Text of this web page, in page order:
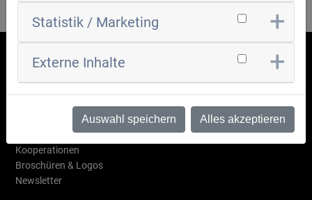
Kooperationen
Broschüren & Logos
Newsletter
Statistik / Marketing
Externe Inhalte
Auswahl speichern Alles akzeptieren